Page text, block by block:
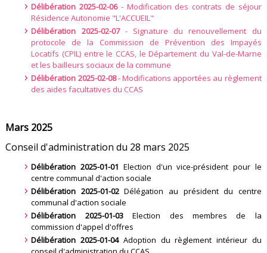
Délibération 2025-02-06- Modification des contrats de séjour
Résidence Autonomie "L'ACCUEIL"
Délibération 2025-02-07- Signature du renouvellement du
protocole de la Commission de Prévention des Impayés
Locatifs (CPIL) entre le CCAS, le Département du Val-de-Marne
et les bailleurs sociaux de la commune
Délibération 2025-02-08- Modifications apportées au règlement
des aides facultatives du CCAS
Mars 2025
Conseil d'administration du 28 mars 2025
Délibération 2025-01-01 Election d'un vice-président pour le
centre communal d'action sociale
Délibération 2025-01-02Délégation au président du centre
communal d'action sociale
Délibération 2025-01-03Election des membres de la
commission d'appel d'offres
Délibération 2025-01-04Adoption du règlement intérieur du